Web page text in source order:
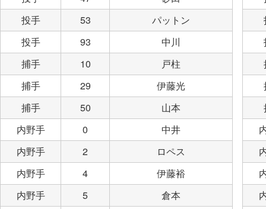
投手
53
パットン
投手
93
中川
捕手
10
戸柱
捕手
29
伊藤光
捕手
50
山本
内野手
0
中井
内野手
2
ロペス
内野手
4
伊藤裕
内野手
5
倉本